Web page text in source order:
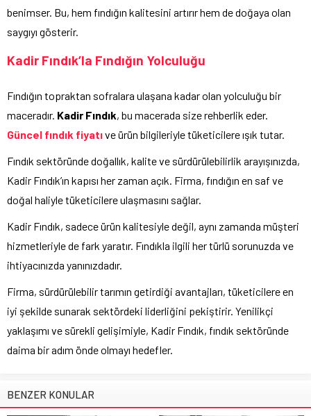
benimser. Bu, hem fındığın kalitesini artırır hem de doğaya olan
saygıyı gösterir.
Kadir Fındık’la Fındığın Yolculuğu
Fındığın topraktan sofralara ulaşana kadar olan yolculuğu bir
maceradır. Kadir Fındık, bu macerada size rehberlik eder.
Güncel fındık fiyatıve ürün bilgileriyle tüketicilere ışık tutar.
Fındık sektöründe doğallık, kalite ve sürdürülebilirlik arayışınızda,
Kadir Fındık’ın kapısı her zaman açık. Firma, fındığın en saf ve
doğal haliyle tüketicilere ulaşmasını sağlar.
Kadir Fındık, sadece ürün kalitesiyle değil, aynı zamanda müşteri
hizmetleriyle de fark yaratır. Fındıkla ilgili her türlü sorunuzda ve
ihtiyacınızda yanınızdadır.
Firma, sürdürülebilir tarımın getirdiği avantajları, tüketicilere en
iyi şekilde sunarak sektördeki liderliğini pekiştirir. Yenilikçi
yaklaşımı ve sürekli gelişimiyle, Kadir Fındık, fındık sektöründe
daima bir adım önde olmayı hedefler.
BENZER KONULAR